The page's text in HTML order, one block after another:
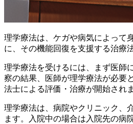
理学療法は、ケガや病気によって
に、その機能回復を支援する治療
理学療法を受けるには、まず医師
察の結果、医師が理学療法が必要
法士による評価・治療が開始されま
理学療法は、 病院やクリニック、
ます。入院中の場合は入院先の病